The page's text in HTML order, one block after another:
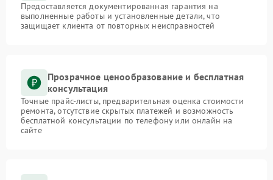
Предоставляется документированная гарантия на
выполненные работы и установленные детали, что
защищает клиента от повторных неисправностей
Прозрачное ценообразование и бесплатная
консультация
Точные прайс-листы, предварительная оценка стоимости
ремонта, отсутствие скрытых платежей и возможность
бесплатной консультации по телефону или онлайн на
сайте